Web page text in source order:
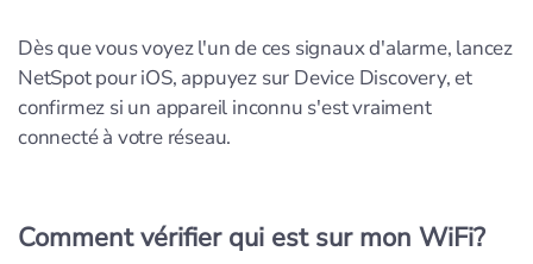
Dès que vous voyez l'un de ces signaux d'alarme, lancez
NetSpot pour iOS, appuyez sur Device Discovery, et
confirmez si un appareil inconnu s'est vraiment
connecté à votre réseau.
Comment vérifier qui est sur mon WiFi?